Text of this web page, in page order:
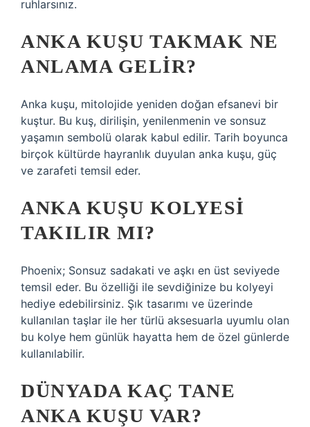
ruhlarsınız.
ANKA KUŞU TAKMAK NE
ANLAMA GELIR?
Anka kuşu, mitolojide yeniden doğan efsanevi bir
kuştur. Bu kuş, dirilişin, yenilenmenin ve sonsuz
yaşamın sembolü olarak kabul edilir. Tarih boyunca
birçok kültürde hayranlık duyulan anka kuşu, güç
ve zarafeti temsil eder.
ANKA KUŞU KOLYESI
TAKILIR MI?
Phoenix; Sonsuz sadakati ve aşkı en üst seviyede
temsil eder. Bu özelliği ile sevdiğinize bu kolyeyi
hediye edebilirsiniz. Şık tasarımı ve üzerinde
kullanılan taşlar ile her türlü aksesuarla uyumlu olan
bu kolye hem günlük hayatta hem de özel günlerde
kullanılabilir.
DÜNYADA KAÇ TANE
ANKA KUŞU VAR?